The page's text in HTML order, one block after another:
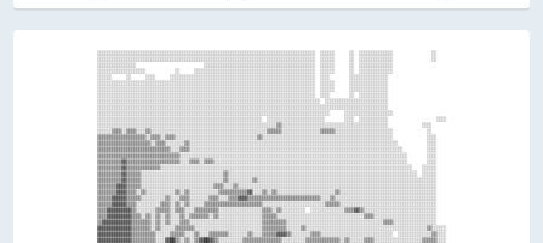
░░░░░░░░░░░░░░░░░░░░░░░░░░░░░░░░░░░░░░░░░░░░░░░░░░░░░░░░░░░░░░░░░░░░░░░░░░▒▒░░░░░░░░░░░░░░░░░░░░░░░░░░░░░░░░░░░░░░░░░░░░              ░░░░
░░░░░░▒▒▒▒░░▒▒▒▒░░░░▒▒░░░░░░░░░░░░░░░░░░░░░░░░░░░░░░░░░░░░░░░░░░░░░░░░▒▒▒▒▒▒░░░░░░░░░░░░░░░░▒▒▒▒▒▒░░░░░░░░░░░░░░░░░░░░░░░░              ░░
▒▒▒▒▒▒▒▒▒▒▒▒▒▒▒▒▒▒▒▒░░▒▒▒▒░░▒▒▒▒░░░░░░░░░░░░░░░░░░░░░░░░░░░░░░░░░░▒▒░░░░░░░░░░░░░░░░░░░░░░░░░░░░░░░░░░░░░░░░░░░░░░░░░░░░░░              ░░░░
▒▒▒▒▒▒▒▒▒▒▒▒▒▒▒▒▒▒▒▒▒▒░░▒▒▒▒░░░░░░░░▒▒░░░░░░░░░░░░░░░░░░░░░░░░░░░░░░░░░░░░░░░░░░░░░░░░░░░░░░░░░░░░░░░░░░░░░░░░░░░░░░░░░░░░░░            ░░░░
▒▒▒▒▒▒▒▒▒▒▒▒▒▒▒▒▒▒▒▒▒▒▒▒▒▒▒▒▒▒░░░░▒▒▒▒░░░░░░░░░░░░░░░░░░░░░░░░░░░░░░░░░░░░░░░░░░░░░░░░░░░░░░░░░░░░░░░░░░░░░░░░░░░░░░░░░░░░░░░░          ░░░░
▒▒▒▒▒▒▒▒▒▒▒▒▒▒▒▒▒▒▒▒▒▒▒▒▒▒▒▒▒▒▒▒▒▒░░░░░░░░░░░░░░░░░░░░░░░░░░░░░░░░░░░░░░░░░░░░░░░░░░░░░░░░░░░░░░░░░░░░░░░░░░░░░░░░░░░░░░░░░░░░░░        ░░░░
▒▒▒▒▒▒▒▒▒▒▓▓▒▒▒▒▒▒▒▒▒▒▒▒▒▒▒▒▒▒▒▒▒▒░░░░▒▒▒▒░░▒▒▒▒░░░░░░░░░░░░░░░░░░░░░░░░░░░░░░░░░░░░░░░░░░░░░░░░░░░░░░░░░░░░░░░░░░░░░░░░░░░░░░░░        ░░░░
▒▒▒▒▒▒▒▒▒▒▓▓▒▒▒▒▒▒▒▒▒▒▒▒▒▒░░░░░░░░░░░░░░░░░░░░░░░░░░░░░░░░░░░░░░░░░░░░░░░░░░░░░░░░░░░░░░░░░░░░░░░░░░░░░░░░░░░░░░░░░░░░░░░░░░░░░░░░    ░░░░░░
▒▒▒▒▒▒▒▒▒▒▓▓▒▒▒▒▒▒░░░░░░░░░░░░░░░░░░░░░░░░░░░░░░░░░░▒▒░░░░░░░░░░░░░░░░░░░░░░░░░░░░░░░░░░░░░░░░░░░░░░░░░░░░░░░░░░░░░░░░░░░░░░░░░░░░░░  ░░░░░░
▒▒▒▒▒▒▒▒▒▒▓▓▒▒▒▒▒▒░░░░░░░░░░░░░░░░░░░░░░░░░░░░░░░░░░▒▒░░░░░░░░░░▒▒░░░░░░░░░░░░░░░░░░░░░░░░░░░░░░░░░░░░░░░░░░░░░░░░░░░░░░░░░░░░░░░░░░░░░░░░░░
▒▒▒▒▒▒▒▒▓▓▓▓▒▒▒▒▒▒░░░░░░░░░░░░░░░░░░░░░░░░░░░░░░▒▒▒▒░░░░▒▒░░░░░░░░░░░░░░░░░░░░░░░░░░░░░░░░░░░░░░░░░░░░░░░░░░░░░░░░░░░░░░░░░░░░░░░░░░░░░░░░░░
▒▒▒▒▒▒▒▒▓▓▓▓▒▒▒▒░░▒▒░░░░░░░░░░░░▒▒░░▒▒░░░░░░░░░░░░▒▒▒▒▒▒▒▒▒▒▒▒▓▓░░░░▒▒░░▒▒░░░░░░░░░░░░░░░░░░░░░░░░▒▒░░░░░░░░░░░░░░░░░░░░░░░░░░░░░░░░░░░░░░░░
▒▒▒▒▒▒▓▓▓▓▓▓▒▒▒▒▒▒░░░░░░░░░░▒▒░░░░▒▒▒▒░░░░░░░░▒▒▒▒░░░░▒▒▒▒▓▓▓▓▒▒▒▒▒▒▒▒▒▒▒▒▒▒▒▒▒▒▒▒▒▒▒▒▒▒▒▒▒▒░░░░▒▒░░░░░░░░░░░░░░░░░░░░░░░░░░░░░░░░░░░░░░░░░░
▒▒▒▒▒▒▓▓▓▓▓▓▒▒▒▒░░░░░░░░░░▒▒▒▒░░▒▒░░▒▒░░░░░░▒▒▒▒▒▒▒▒▒▒▒▒▒▒▒▒▒▒▒▒▒▒▒▒░░░░░░░░░░░░░░░░░░░░░░░░░░▒▒▒▒▒▒░░░░░░░░░░░░░░░░░░░░░░░░░░░░░░░░░░░░░░░░
▒▒▒▒▓▓▓▓▓▓▓▓▓▓▒▒░░░░░░░░▒▒▒▒▒▒░░▒▒▒▒░░░░▒▒▒▒▒▒▒▒▒▒░░░░░░░░░░░░░░░░░░▒▒▒▒░░▒▒░░░░░░░░░░  ░░░░░░░░░░░░░░▒▒▒▒▓▓▒▒░░░░░░░░░░░░░░░░░░░░░░░░░░░░░░
▒▒▒▒▓▓▓▓▓▓▓▓▓▓▒▒▒▒░░▒▒░░▒▒░░▒▒░░░░▒▒░░▒▒▒▒▒▒▒▒░░▒▒░░░░░░░░░░░░░░░░░░▒▒▒▒▒▒░░░░░░░░░░░░░░░░░░░░░░░░░░░░░░░░░░░░▒▒▒▒░░░░░░░░░░░░░░░░░░░░░░░░░░
▒▒▓▓▓▓▓▓▓▓▓▓▓▓▒▒▒▒▒▒▒▒░░▒▒░░▒▒░░░░▒▒▒▒░░░░░░░░░░░░░░░░░░░░░░░░░░░░░░▒▒▒▒▒▒▒▒▒▒░░░░░░░░░░░░░░░░░░░░░░░░░░░░░░░░░░░░░░░░▒▒▒▒░░░░░░░░░░░░░░░░░░
▓▓▓▓▓▓▓▓▓▓▓▓▓▓▒▒▒▒▒▒▒▒░░▒▒░░░░░░▒▒▒▒▒▒▒▒░░░░░░░░░░░░░░░░░░░░░░░░░░░░▒▒▒▒▒▒▒▒▒▒░░░░░░▒▒░░░░░░░░░░░░░░░░░░░░░░░░░░░░░░░░░░░░░░░░░░░░░░░░░░▒▒░░░░░░
▓▓▓▓▓▓▓▓▓▓▓▓▓▓▒▒▒▒▒▒▒▒▒▒░░░░░░▒▒▒▒▒▒░░░░▒▒░░░░▒▒▒▒▒▒▒▒░░░░░░░░▒▒░░░░▒▒▒▒▒▒▓▓▓▓▒▒░░░░░░░░▒▒▒▒░░░░░░░░░░░░░░░░░░░░░░░░░░░░░░  ░░░░░░░░░░░░░░▒▒░░░░
▓▓▓▓▓▓▓▓▓▓▓▓▓▓▒▒▒▒▒▒▒▒▒▒░░░░▓▓██▒▒░░▒▒░░▒▒▓▓██▓▓▒▒░░░░░░░░░░▒▒▒▒▒▒▒▒▒▒▒▒▒▒▒▒░░░░░░░░░░▒▒▒▒▒▒▒▒▒▒▒▒▒▒░░▒▒░░░░░░▒▒▒▒░░░░░░░░░░░░░░░░░░░░▒▒▒▒▒▒░░░░